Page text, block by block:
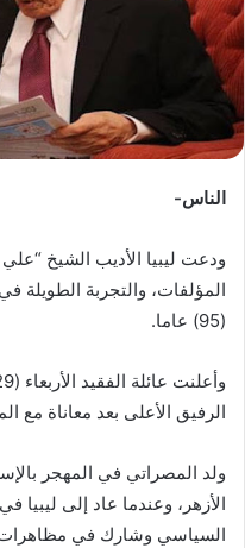
ي
د
ل
ك
الناس-
ودعت ليبيا الأديب الشيخ
المؤلفات، والتجربة الطويلة
(95) عاما.
الرفيق الأعلى بعد معاناة مع
الأزهر، وعندما عاد إلى ليبيا
السياسي وشارك في مظاهرات